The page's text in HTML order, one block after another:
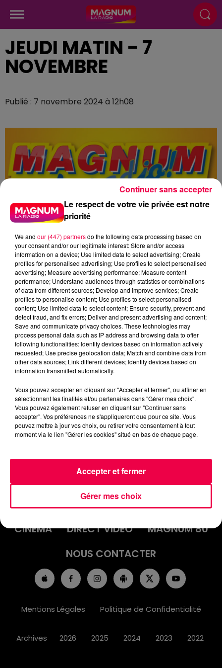
JEUDI MATIN - 7
NOVEMBRE
Publié : 7 novembre 2024 à 12h08
Flash infos
Crédit :Flash infos
INFOS
AGENDA
JEUX
PODCASTS
CINÉMA
DIRECT VIDÉO
MAGNUM 80
NOUS CONTACTER
Mentions Légales Politique de Confidentialité
Archives 2026 2025 2024 2023 2022
Le respect de votre vie privée est notre
priorité
We and our (447) partnersdo the following data processing based on
your consent and/or our legitimate interest: Store and/or access
information on a device; Use limited data to select advertising; Create
profiles for personalised advertising; Use profiles to select personalised
advertising; Measure advertising performance; Measure content
performance; Understand audiences through statistics or combinations
of data from different sources; Develop and improve services; Create
profiles to personalise content; Use profiles to select personalised
content; Use limited data to select content; Ensure security, prevent and
detect fraud, and fix errors; Deliver and present advertising and content;
Save and communicate privacy choices. These technologies may
process personal data such as IP address and browsing data to offer
following functionalities: Identify devices based on information actively
requested; Use precise geolocation data; Match and combine data from
other data sources; Link different devices; Identify devices based on
information transmitted automatically.
Vous pouvez accepter en cliquant sur "Accepter et fermer", ou affiner en
sélectionnant les finalités et/ou partenaires dans "Gérer mes choix".
Vous pouvez également refuser en cliquant sur "Continuer sans
accepter". Vos préférences ne s'appliqueront que pour ce site. Vous
pouvez mettre à jour vos choix, ou retirer votre consentement à tout
moment via le lien "Gérer les cookies" situé en bas de chaque page.
Gérer mes choix
Accepter et fermer
Continuer sans accepter